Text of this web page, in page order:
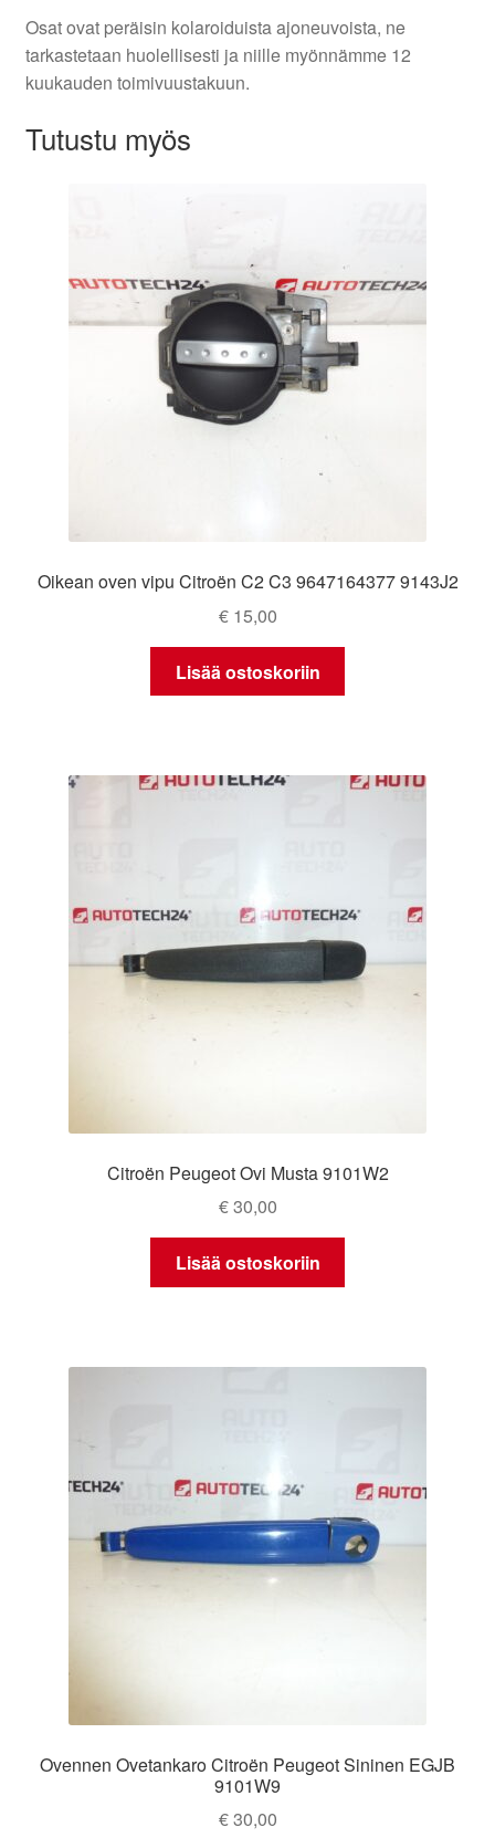
Osat ovat peräisin kolaroiduista ajoneuvoista, ne
tarkastetaan huolellisesti ja niille myönnämme 12
kuukauden toimivuustakuun.
Tutustu myös
Oikean oven vipu Citroën C2 C3 9647164377 9143J2
€15,00
Lisää ostoskoriin
Citroën Peugeot Ovi Musta 9101W2
€30,00
Lisää ostoskoriin
Ovennen Ovetankaro Citroën Peugeot Sininen EGJB
9101W9
€30,00